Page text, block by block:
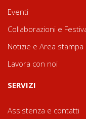
Eventi
Collaborazioni e
Notizie e Area stampa
Lavora con noi
SERVIZI
Assistenza e contatti